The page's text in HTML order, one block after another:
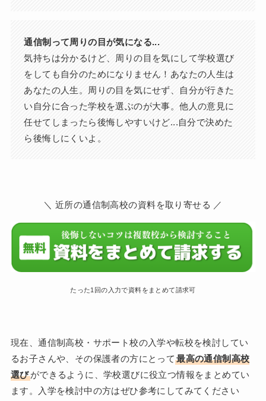
通信制って周りの目が気になる...
気持ちは分かるけど、周りの目を気にして学校選び
をしても自分のためになりません！あなたの人生は
あなたの人生。周りの目を気にせず、自分が行きた
い自分に合った学校を選ぶのが大事。他人の意見に
任せてしまったら後悔しやすいけど...自分で決めた
ら後悔しにくいよ。
＼ 近所の通信制高校の資料を取り寄せる ／
たった1回の入力で資料をまとめて請求可
現在、通信制高校・サポート校の入学や転校を検討してい
るお子さんや、その保護者の方にとって最高の通信制高校
選びができるように、学校選びに役立つ情報をまとめてい
ます。入学を検討中の方はぜひ参考にしてみてください